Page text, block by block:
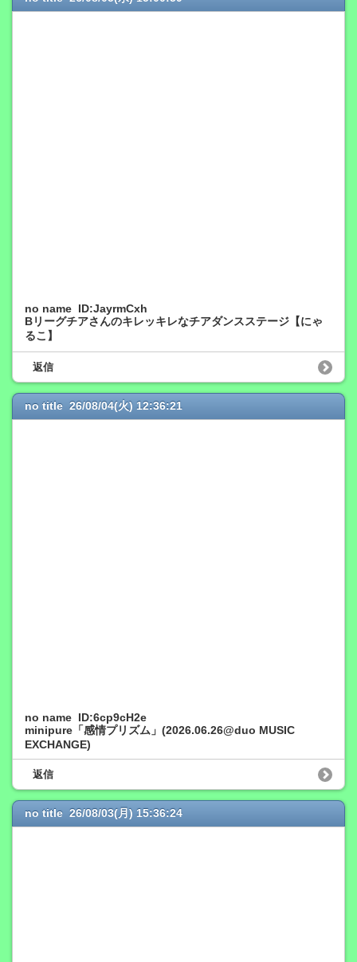
no name ID:JayrmCxh
Bリーグチアさんのキレッキレなチアダンスステージ【にゃ
るこ】
返信
no title 26/08/04(火) 12:36:21
no name ID:6cp9cH2e
minipure「感情プリズム」(2026.06.26@duo MUSIC
EXCHANGE)
返信
no title 26/08/03(月) 15:36:24